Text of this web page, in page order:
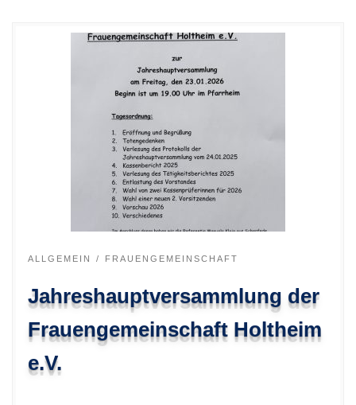
ALLGEMEIN FRAUENGEMEINSCHAFT
Jahreshauptversammlung der
Frauengemeinschaft Holtheim
e.V.